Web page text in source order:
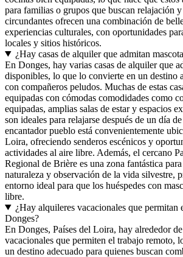
para familias o grupos que buscan relajación
circundantes ofrecen una combinación de
experiencias culturales, con oportunidades
locales y sitios históricos.
¿Hay casas de alquiler que admitan
En Donges, hay varias casas de alquiler que
disponibles, lo que lo convierte en un destino
con compañeros peludos. Muchas de estas
equipadas con cómodas comodidades como
equipadas, amplias salas de estar y espacios
son ideales para relajarse después de un día
encantador pueblo está convenientemente
Loira, ofreciendo senderos escénicos y
actividades al aire libre. Además, el cercano
Regional de Brière es una zona fantástica
naturaleza y observación de la vida silvestre,
entorno ideal para que los huéspedes con
libre.
¿Hay alquileres vacacionales que permitan
Donges?
En Donges, Países del Loira, hay alrededor
vacacionales que permiten el trabajo remoto,
un destino adecuado para quienes buscan